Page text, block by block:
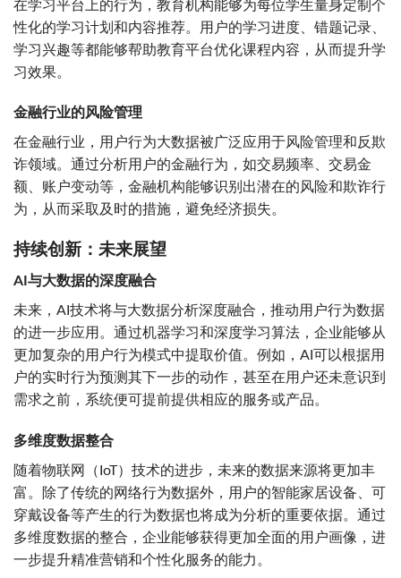
在学习平台上的行为，教育机构能够为每位学生量身定制个
性化的学习计划和内容推荐。用户的学习进度、错题记录、
学习兴趣等都能够帮助教育平台优化课程内容，从而提升学
习效果。
金融行业的风险管理
在金融行业，用户行为大数据被广泛应用于风险管理和反欺
诈领域。通过分析用户的金融行为，如交易频率、交易金
额、账户变动等，金融机构能够识别出潜在的风险和欺诈行
为，从而采取及时的措施，避免经济损失。
持续创新：未来展望
AI与大数据的深度融合
未来，AI技术将与大数据分析深度融合，推动用户行为数据
的进一步应用。通过机器学习和深度学习算法，企业能够从
更加复杂的用户行为模式中提取价值。例如，AI可以根据用
户的实时行为预测其下一步的动作，甚至在用户还未意识到
需求之前，系统便可提前提供相应的服务或产品。
多维度数据整合
随着物联网（IoT）技术的进步，未来的数据来源将更加丰
富。除了传统的网络行为数据外，用户的智能家居设备、可
穿戴设备等产生的行为数据也将成为分析的重要依据。通过
多维度数据的整合，企业能够获得更加全面的用户画像，进
一步提升精准营销和个性化服务的能力。